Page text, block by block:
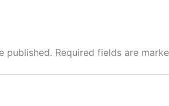
published. Required fields are